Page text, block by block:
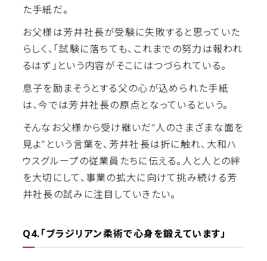
た手紙だ。
お父様は芳井社長が受験に失敗すると思っていた
らしく、「試験に落ちても、これまでの努力は報われ
るはず」という内容がそこにはつづられている。
息子を励まそうとする父の心が込められた手紙
は、今では芳井社長の原点となっているという。
そんなお父様から受け継いだ“人のさまざまな面を
見よ”という言葉を、芳井社長は折に触れ、大和ハ
ウスグループの従業員たちに伝える。人と人との絆
を大切にして、事業の拡大に向けて挑み続ける芳
井社長の試みに注目していきたい。
Q4.「ブラジリアン柔術で心身を鍛えています」